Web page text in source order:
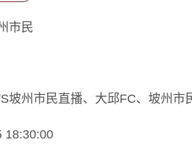
市民
坡州市民直播、大邱FC、坡州市
18:30:00